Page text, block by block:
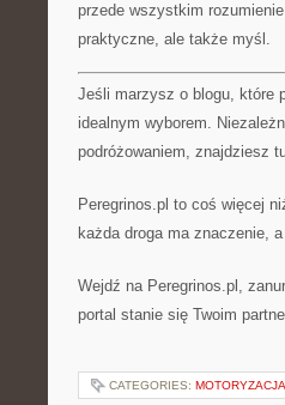
przede wszystkim
praktyczne, ale także myśl.
Jeśli marzysz o blogu, które
idealnym wyborem.
podróżowaniem, znajdziesz
Peregrinos.pl to coś więcej
każda droga ma znaczenie,
Wejdź na Peregrinos.pl,
portal stanie się Twoim
CATEGORIES: MOTORYZACJA